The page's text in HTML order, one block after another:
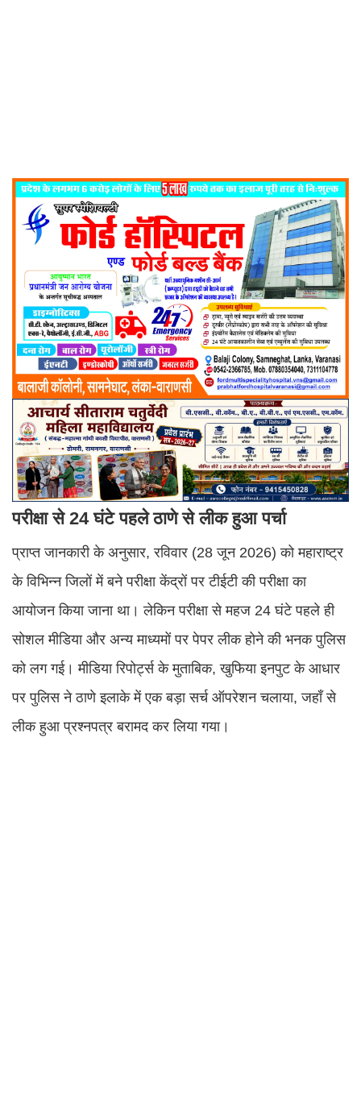
परीक्षा से 24 घंटे पहले ठाणे से लीक हुआ पर्चा
प्राप्त जानकारी के अनुसार, रविवार (28 जून 2026) को महाराष्ट्र
के विभिन्न जिलों में बने परीक्षा केंद्रों पर टीईटी की परीक्षा का
आयोजन किया जाना था। लेकिन परीक्षा से महज 24 घंटे पहले ही
सोशल मीडिया और अन्य माध्यमों पर पेपर लीक होने की भनक पुलिस
को लग गई। मीडिया रिपोर्ट्स के मुताबिक, खुफिया इनपुट के आधार
पर पुलिस ने ठाणे इलाके में एक बड़ा सर्च ऑपरेशन चलाया, जहाँ से
लीक हुआ प्रश्नपत्र बरामद कर लिया गया।